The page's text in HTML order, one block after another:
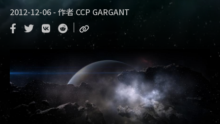
2012-12-06 - 作者 CCP GARGANT